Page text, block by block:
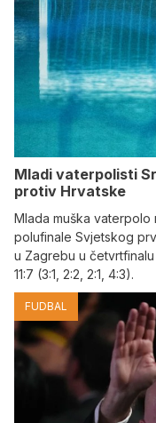
Mladi vaterpolisti
protiv Hrvatske
Mlada muška vaterpolo
polufinale Svjetskog
u Zagrebu u
11:7 (3:1, 2:2, 2:1, 4:3).
FUDBAL